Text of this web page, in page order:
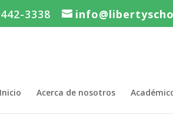
3338
Inicio Acerca de nosotros